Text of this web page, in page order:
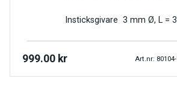
Insticksgivare 3 mm Ø, L =
999.00 kr Art.nr: 80104-